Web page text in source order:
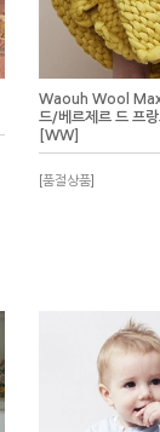
Waouh Wool
드/베르제르 드 프
[WW]
[품절상품]